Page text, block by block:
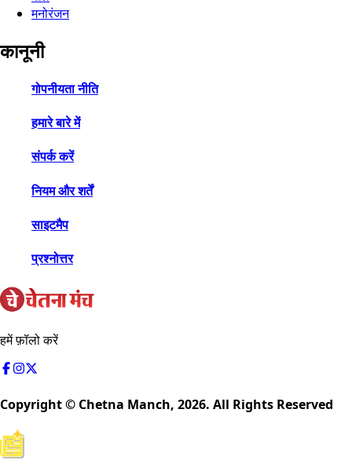
मनोरंजन
कानूनी
गोपनीयता नीति
हमारे बारे में
संपर्क करें
नियम और शर्तें
साइटमैप
प्रश्नोत्तर
हमें फ़ॉलो करें
Copyright © Chetna Manch, 2026. All Rights Reserved